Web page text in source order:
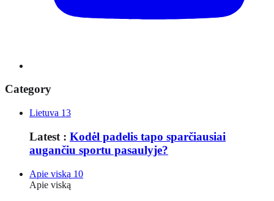
Category
Lietuva 13
Latest : Kodėl padelis tapo sparčiausiai
augančiu sportu pasaulyje?
Apie viską 10
Apie viską